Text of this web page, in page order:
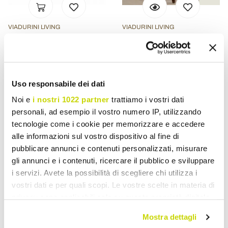
Uso responsabile dei dati
Noi e i nostri 1022 partner trattiamo i vostri dati
personali, ad esempio il vostro numero IP, utilizzando
tecnologie come i cookie per memorizzare e accedere
alle informazioni sul vostro dispositivo al fine di
pubblicare annunci e contenuti personalizzati, misurare
gli annunci e i contenuti, ricercare il pubblico e sviluppare
i servizi. Avete la possibilità di scegliere chi utilizza i
vostri dati e per quali scopi. Le vostre scelte in materia di
modificare o revocare il proprio consenso in qualsiasi
Mostra dettagli
VIADURINI LIVING
en madera maciza de
$ 29.464,37 $ 36.830,46
- 20%
VIADURINI LIVING
Silla en Madera y Tela
Diseño Clásico Respaldo